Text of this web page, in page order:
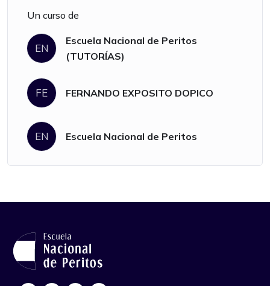
Un curso de
EN
Escuela Nacional de Peritos
(TUTORÍAS)
FE FERNANDO EXPOSITO DOPICO
EN Escuela Nacional de Peritos